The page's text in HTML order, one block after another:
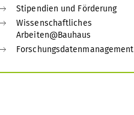
Stipendien und Förderung
Wissenschaftliches
Arbeiten@Bauhaus
Forschungsdatenmanagement